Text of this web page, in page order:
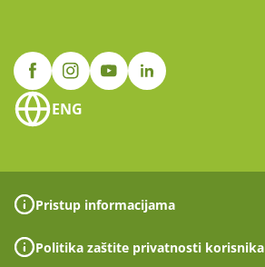
ENG
Pristup informacijama
Politika zaštite privatnosti korisnika